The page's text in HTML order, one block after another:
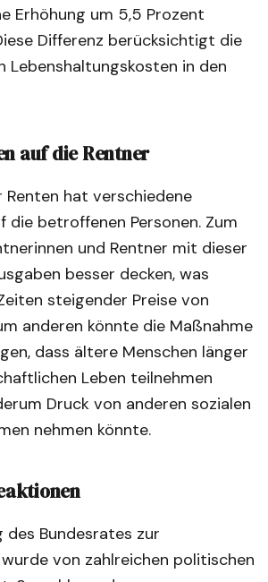
Erhöhung um 5,5 Prozent
Differenz berücksichtigt die
Lebenshaltungskosten in den
auf die Rentner
Renten hat verschiedene
die betroffenen Personen. Zum
und Rentner mit dieser
besser decken, was
steigender Preise von
anderen könnte die Maßnahme
dass ältere Menschen länger
Leben teilnehmen
Druck von anderen sozialen
nehmen könnte.
des Bundesrates zur
von zahlreichen politischen